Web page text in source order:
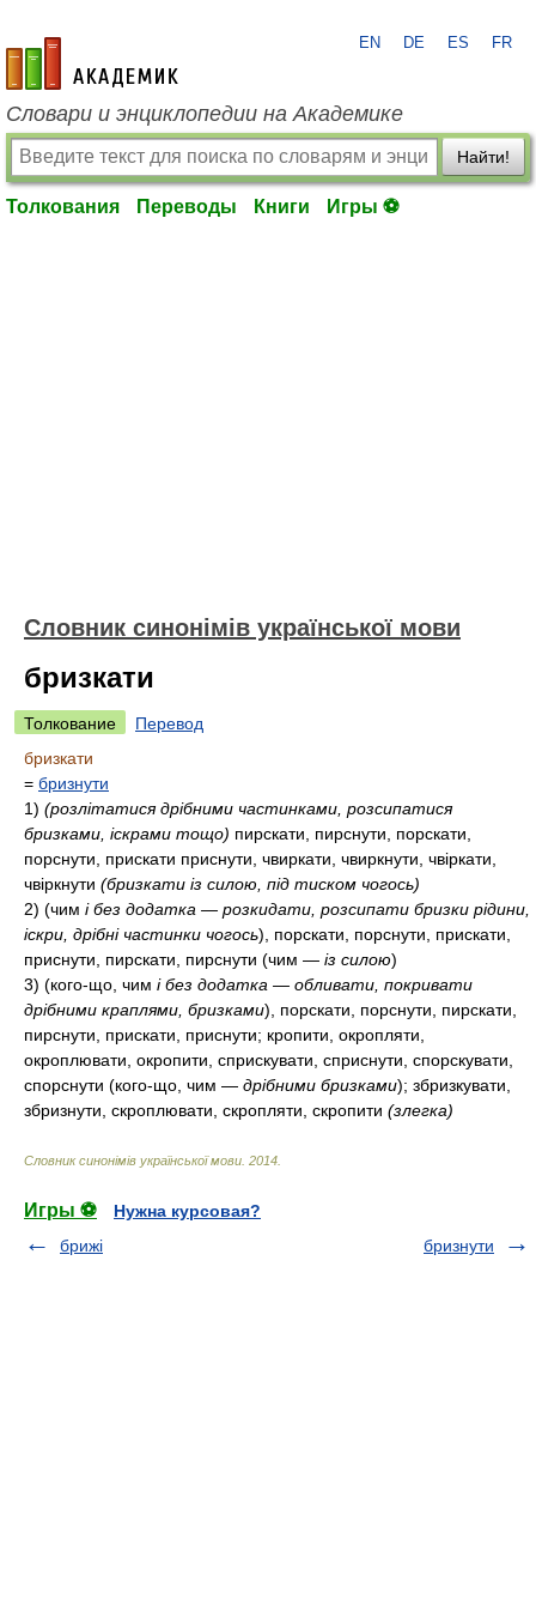
academic.ru
EN DE ES FR
Словари и энциклопедии на Академике
Найти!
Толкования Переводы Книги Игры ⚽
Словник синонімів української мови
бризкати
Толкование
Перевод
бризкати
= бризнути
1) (розлітатися дрібними частинками, розсипатися
бризками, іскрами тощо) пирскати, пирснути, порскати,
порснути, прискати приснути, чвиркати, чвиркнути, чвіркати,
чвіркнути (бризкати із силою, під тиском чогось)
2) (чим і без додатка — розкидати, розсипати бризки рідини,
іскри, дрібні частинки чогось), порскати, порснути, прискати,
приснути, пирскати, пирснути (чим — із силою)
3) (кого-що, чим і без додатка — обливати, покривати
дрібними краплями, бризками), порскати, порснути, пирскати,
пирснути, прискати, приснути; кропити, окропляти,
окроплювати, окропити, сприскувати, сприснути, спорскувати,
спорснути (кого-що, чим — дрібними бризками); збризкувати,
збризнути, скроплювати, скропляти, скропити (злегка)
Словник синонімів української мови 2014
Игры ⚽
Нужна курсовая?
брижі
бризнути